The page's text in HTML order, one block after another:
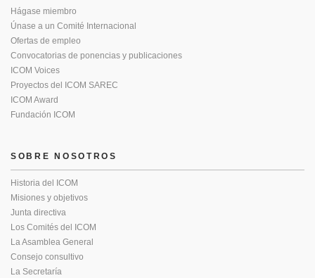
Hágase miembro
Únase a un Comité Internacional
Ofertas de empleo
Convocatorias de ponencias y publicaciones
ICOM Voices
Proyectos del ICOM SAREC
ICOM Award
Fundación ICOM
SOBRE NOSOTROS
Historia del ICOM
Misiones y objetivos
Junta directiva
Los Comités del ICOM
La Asamblea General
Consejo consultivo
La Secretaría